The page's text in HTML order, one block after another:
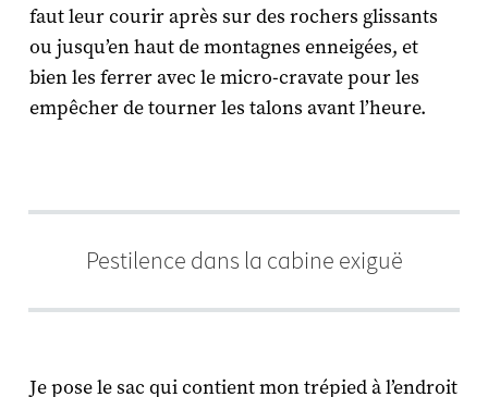
faut leur courir après sur des rochers glissants
ou jusqu’en haut de montagnes enneigées, et
bien les ferrer avec le micro-cravate pour les
empêcher de tourner les talons avant l’heure.
Pestilence dans la cabine exiguë
Je pose le sac qui contient mon trépied à l’endroit